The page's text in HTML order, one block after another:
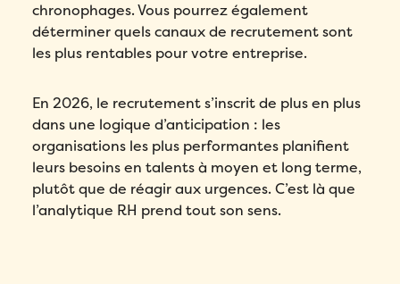
chronophages. Vous pourrez également
déterminer quels canaux de recrutement sont
les plus rentables pour votre entreprise.
En 2026, le recrutement s’inscrit de plus en plus
dans une logique d’anticipation : les
organisations les plus performantes planifient
leurs besoins en talents à moyen et long terme,
plutôt que de réagir aux urgences. C’est là que
l’analytique RH prend tout son sens.